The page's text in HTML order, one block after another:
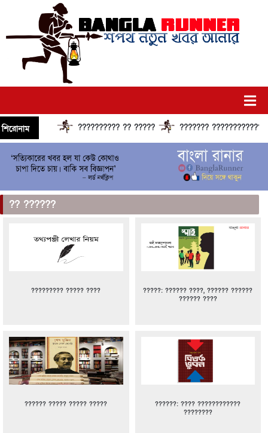
শিরোনাম ?????????? ?? ????? ??????? ??????????????
?? ??????
????????? ????? ????
?????: ?????? ????, ?????? ??????
?????? ????
?????? ????? ????? ?????
??????: ???? ????????????
????????